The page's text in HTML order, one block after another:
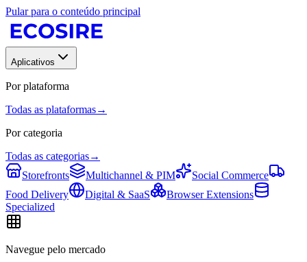
Pular para o conteúdo principal
Aplicativos
Por plataforma
Todas as plataformas→
Por categoria
Todas as categorias→
Storefronts
Multichannel & PIM
Social Commerce
Food Delivery
Digital & SaaS
Browser Extensions
Specialized
Navegue pelo mercado